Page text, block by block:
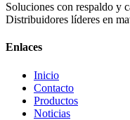
Soluciones con respaldo y
Distribuidores líderes en
Enlaces
Inicio
Contacto
Productos
Noticias